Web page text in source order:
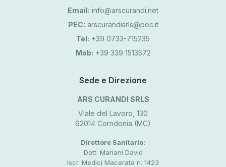
Email: info@arscurandi.net
PEC: arscurandisrls@pec.it
Tel: +39 0733-715235
Mob: +39 339 1513572
Sede e Direzione
ARS CURANDI SRLS
Viale del Lavoro, 130
62014 Corridonia (MC)
Direttore Sanitario:
Dott. Mariani David
Iscr. Medici Macerata n. 1423